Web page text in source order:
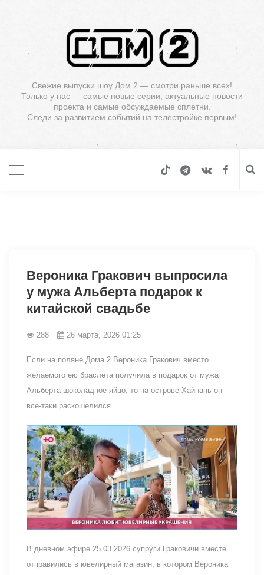
Свежие выпуски шоу Дом 2 — смотри раньше всех!
Только у нас — самые новые серии, актуальные новости
проекта и самые обсуждаемые сплетни.
Следи за развитием событий на телестройке первым!
Вероника Гракович выпросила
у мужа Альберта подарок к
китайской свадьбе
288 26 марта, 2026 01:25
Если на поляне Дома 2 Вероника Гракович вместо
желаемого ею браслета получила в подарок от мужа
Альберта шоколадное яйцо, то на острове Хайнань он
все-таки раскошелился.
В дневном эфире 25.03.2026 супруги Граковичи вместе
отправились в ювелирный магазин, в котором Вероника